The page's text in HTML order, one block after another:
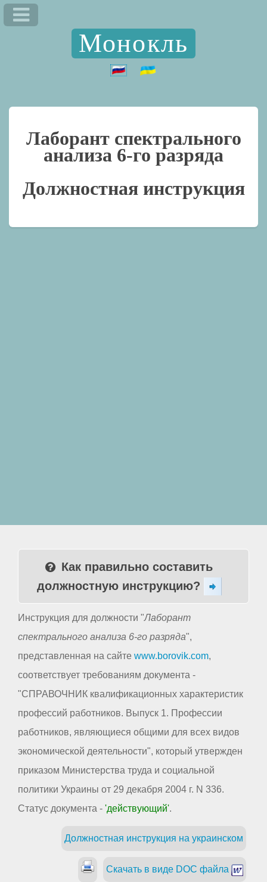
Монокль
Лаборант спектрального
анализа 6-го разряда
Должностная инструкция
Как правильно составить
должностную инструкцию?
Инструкция для должности "Лаборант
спектрального анализа 6-го разряда",
представленная на сайте www.borovik.com,
соответствует требованиям документа -
"СПРАВОЧНИК квалификационных характеристик
профессий работников. Выпуск 1. Профессии
работников, являющиеся общими для всех видов
экономической деятельности", который утвержден
приказом Министерства труда и социальной
политики Украины от 29 декабря 2004 г. N 336.
Статус документа - 'действующий'.
Должностная инструкция на украинском
Скачать в виде DOC файла